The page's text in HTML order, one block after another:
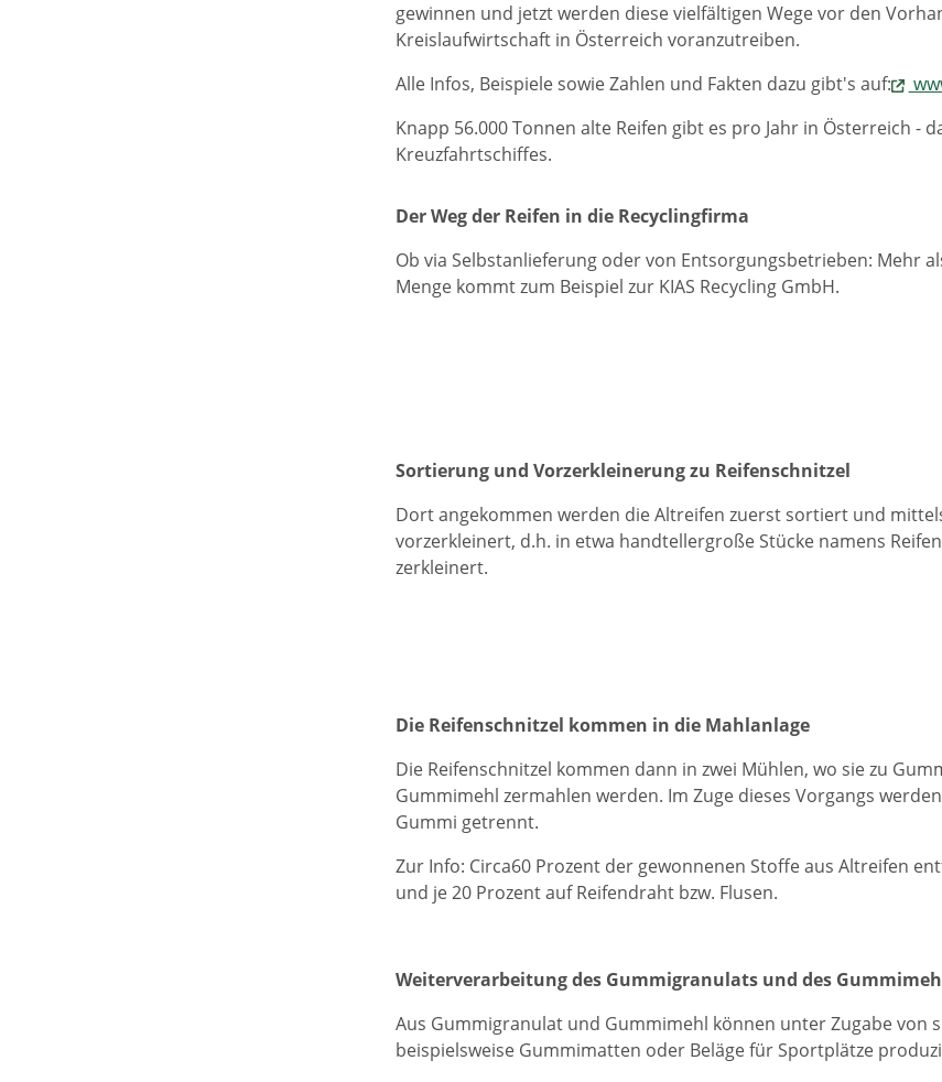
gewinnen und jetzt werden diese vielfältigen Wege vor den
Kreislaufwirtschaft in Österreich voranzutreiben.
Alle Infos, Beispiele sowie Zahlen und Fakten dazu gibt's auf:
Knapp 56.000 Tonnen alte Reifen gibt es pro Jahr in Österreich -
Kreuzfahrtschiffes.
Der Weg der Reifen in die Recyclingfirma
Ob via Selbstanlieferung oder von Entsorgungsbetrieben: Mehr
Menge kommt zum Beispiel zur KIAS Recycling GmbH.
Sortierung und Vorzerkleinerung zu Reifenschnitzel
Dort angekommen werden die Altreifen zuerst sortiert und
vorzerkleinert, d.h. in etwa handtellergroße Stücke namens
zerkleinert.
Die Reifenschnitzel kommen in die Mahlanlage
Die Reifenschnitzel kommen dann in zwei Mühlen, wo sie zu
Gummimehl zermahlen werden. Im Zuge dieses Vorgangs
Gummi getrennt.
Zur Info: Circa60 Prozent der gewonnenen Stoffe aus Altreifen
und je 20 Prozent auf Reifendraht bzw. Flusen.
Weiterverarbeitung des Gummigranulats und des
Aus Gummigranulat und Gummimehl können unter Zugabe von
beispielsweise Gummimatten oder Beläge für Sportplätze